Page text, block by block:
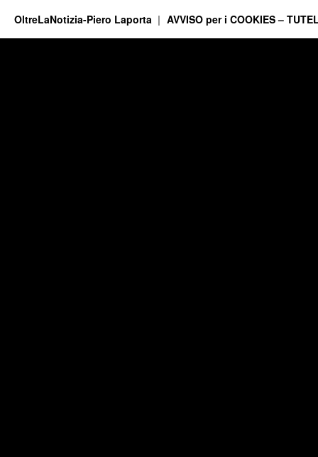
OltreLaNotizia-Piero Laporta AVVISO per i COOKIES –